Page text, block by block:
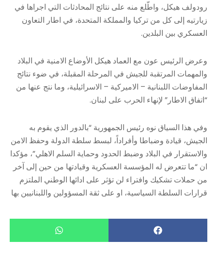
رودولف هيكل، واطّلع منه على نتائج المحادثات التي اجراها في
زيارتيه إلى كل من تركيا والمملكة المتحدة، في اطار التعاون
العسكري بين البلدين.
وعرض الرئيس عون مع العماد هيكل الأوضاع الامنية في البلاد
والمهمات المرتقبة للجيش في المرحلة المقبلة، في ضوء نتائج
المفاوضات اللبنانية – الاميركية – الاسرائيلية، وما نتج عنها من
“اتفاق الاطار” لإنهاء الحرب على لبنان.
وفي هذا السياق نوه رئيس الجمهورية “بالدور الذي يقوم به
الجيش، قيادة وضباطا وأفراداً، لبسط سلطة الدولة وحفظ الامن
والاستقرار في البلاد وضبط الحدود وحماية السلم الاهلي”، مؤكدا
ان “ما تتعرض له المؤسسة العسكرية وقيادتها من حين إلى آخر
من حملات تشكيك وافتراء لن تؤثر على ادائها الوطني الملتزم
قرارات السلطة السياسية، او على ثقة المسؤولين واللبنانيين بها